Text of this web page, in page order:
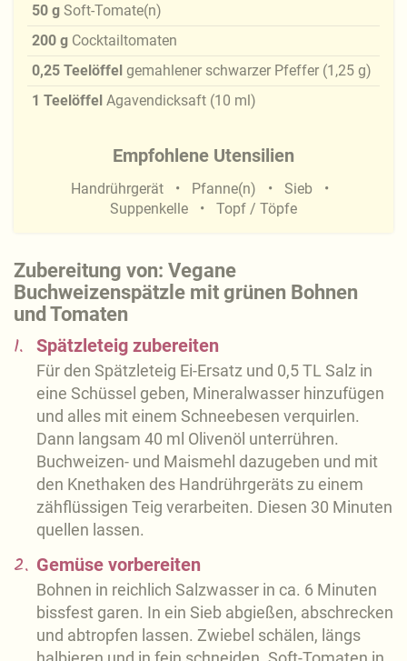
Zubereitung von: Vegane
Buchweizenspätzle mit grünen Bohnen
und Tomaten
1. Spätzleteig zubereiten
Für den Spätzleteig Ei-Ersatz und 0,5 TL Salz in
eine Schüssel geben, Mineralwasser hinzufügen
und alles mit einem Schneebesen verquirlen.
Dann langsam 40 ml Olivenöl unterrühren.
Buchweizen- und Maismehl dazugeben und mit
den Knethaken des Handrührgeräts zu einem
zähflüssigen Teig verarbeiten. Diesen 30 Minuten
quellen lassen.
2. Gemüse vorbereiten
Bohnen in reichlich Salzwasser in ca. 6 Minuten
bissfest garen. In ein Sieb abgießen, abschrecken
und abtropfen lassen. Zwiebel schälen, längs
50 g Soft-Tomate(n)
200 g Cocktailtomaten
0,25 Teelöffel gemahlener schwarzer Pfeffer (1,25 g)
1 Teelöffel Agavendicksaft (10 ml)
Empfohlene Utensilien
Handrührgerät Pfanne(n)
Sieb
Suppenkelle
Topf / Töpfe